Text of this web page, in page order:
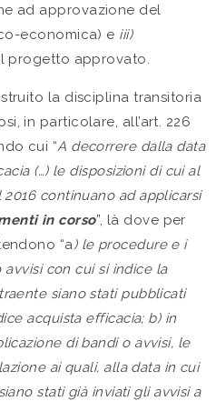
ad approvazione del
economica) e iii)
progetto approvato.
la disciplina transitoria
in particolare, all’art. 226
cui “A decorrere dalla data
(…) le disposizioni di cui al
continuano ad applicarsi
in corso”, là dove per
“a) le procedure e i
con cui si indice la
siano stati pubblicati
acquista efficacia; b) in
di bandi o avvisi, le
ai quali, alla data in cui
stati già inviati gli avvisi a